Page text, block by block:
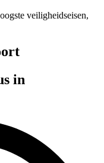
veiligheidseisen,
in